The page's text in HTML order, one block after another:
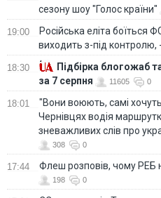
сезону шоу "Голос країни"
19:00
Російська еліта боїться
виходить з-під контролю,
18:30
Підбірка блогожаб
за 7 серпня
11605 0
18:01
"Вони воюють, самі
Чернівцях водія
зневажливих слів про
308 0
17:44 Флеш розповів, чому РЕБ
198 0